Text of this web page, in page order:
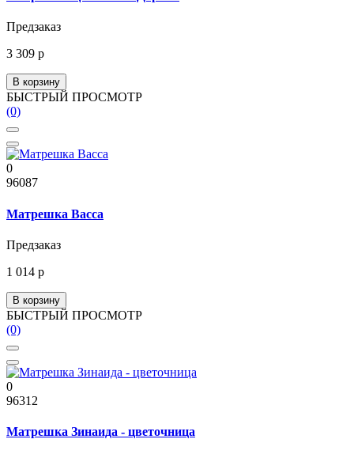
Предзаказ
3 309 р
В корзину
БЫСТРЫЙ ПРОСМОТР
(0)
0
96087
Матрешка Васса
Предзаказ
1 014 р
В корзину
БЫСТРЫЙ ПРОСМОТР
(0)
0
96312
Матрешка Зинаида - цветочница